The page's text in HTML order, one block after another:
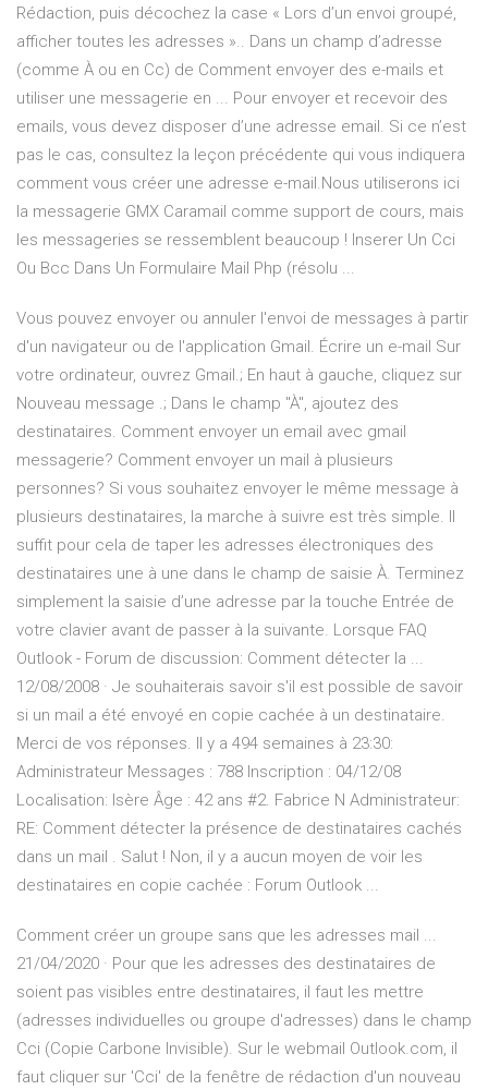
Rédaction, puis décochez la case « Lors d’un envoi groupé,
afficher toutes les adresses ».. Dans un champ d’adresse
(comme À ou en Cc) de Comment envoyer des e-mails et
utiliser une messagerie en ... Pour envoyer et recevoir des
emails, vous devez disposer d’une adresse email. Si ce n’est
pas le cas, consultez la leçon précédente qui vous indiquera
comment vous créer une adresse e-mail.Nous utiliserons ici
la messagerie GMX Caramail comme support de cours, mais
les messageries se ressemblent beaucoup ! Inserer Un Cci
Ou Bcc Dans Un Formulaire Mail Php (résolu ...
Vous pouvez envoyer ou annuler l'envoi de messages à partir
d'un navigateur ou de l'application Gmail. Écrire un e-mail Sur
votre ordinateur, ouvrez Gmail.; En haut à gauche, cliquez sur
Nouveau message .; Dans le champ "À", ajoutez des
destinataires. Comment envoyer un email avec gmail
messagerie? Comment envoyer un mail à plusieurs
personnes? Si vous souhaitez envoyer le même message à
plusieurs destinataires, la marche à suivre est très simple. Il
suffit pour cela de taper les adresses électroniques des
destinataires une à une dans le champ de saisie À. Terminez
simplement la saisie d’une adresse par la touche Entrée de
votre clavier avant de passer à la suivante. Lorsque FAQ
Outlook - Forum de discussion: Comment détecter la ...
12/08/2008 · Je souhaiterais savoir s'il est possible de savoir
si un mail a été envoyé en copie cachée à un destinataire.
Merci de vos réponses. Il y a 494 semaines à 23:30:
Administrateur Messages : 788 Inscription : 04/12/08
Localisation: Isère Âge : 42 ans #2. Fabrice N Administrateur:
RE: Comment détecter la présence de destinataires cachés
dans un mail . Salut ! Non, il y a aucun moyen de voir les
destinataires en copie cachée : Forum Outlook ...
Comment créer un groupe sans que les adresses mail ...
21/04/2020 · Pour que les adresses des destinataires de
soient pas visibles entre destinataires, il faut les mettre
(adresses individuelles ou groupe d'adresses) dans le champ
Cci (Copie Carbone Invisible). Sur le webmail Outlook.com, il
faut cliquer sur 'Cci' de la fenêtre de rédaction d'un nouveau